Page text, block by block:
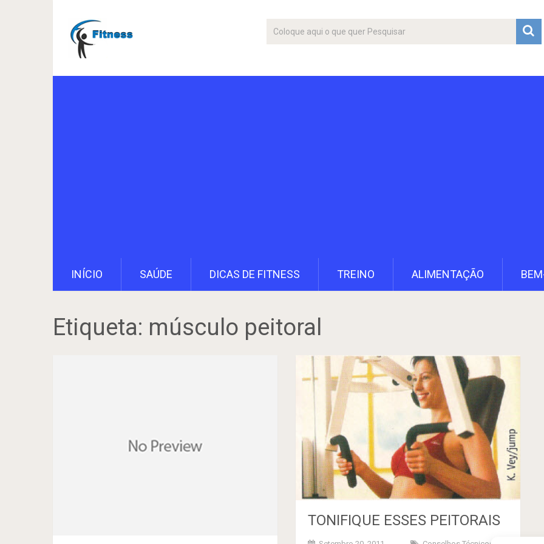
INÍCIO SAÚDE DICAS DE FITNESS TREINO ALIMENTAÇÃO
Etiqueta: músculo peitoral
TONIFIQUE ESSES PEITORAIS